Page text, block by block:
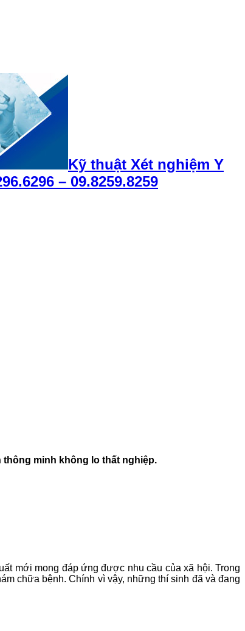
Kỹ thuật Xét nghiệm Y
– 09.8259.8259
thông minh không lo thất nghiệp.
mới mong đáp ứng được nhu cầu của xã hội. Trong
chữa bệnh. Chính vì vậy, những thí sinh đã và đang